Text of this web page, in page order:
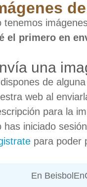
tenemos
el primero en
una
de
web al
para la
has iniciado
para poder
En